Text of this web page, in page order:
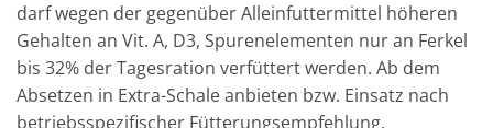
darf wegen der gegenüber Alleinfuttermittel höheren
Gehalten an Vit. A, D3, Spurenelementen nur an Ferkel
bis 32% der Tagesration verfüttert werden. Ab dem
Absetzen in Extra-Schale anbieten bzw. Einsatz nach
betriebsspezifischer Fütterungsempfehlung.